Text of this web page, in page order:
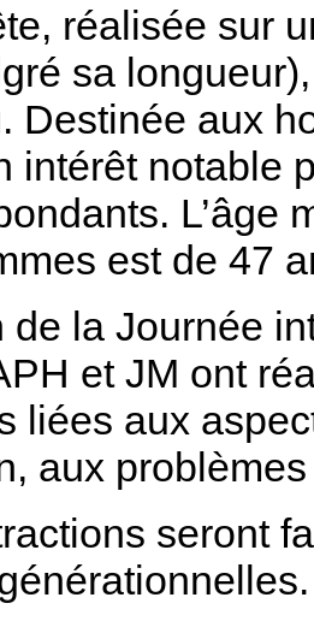
réalisée sur
sa
Destinée aux
intérêt notable
L’âge
est de 47
de la Journée
et JM ont
liées aux
aux
seront